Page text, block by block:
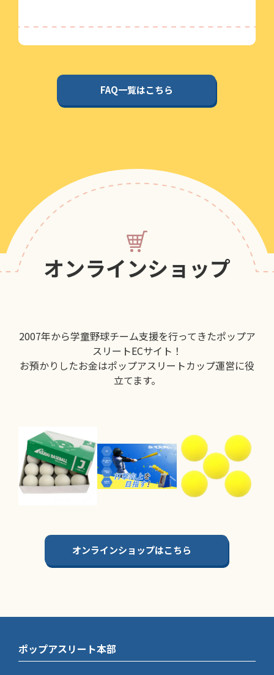
FAQ一覧はこちら
オンラインショップ
2007年から学童野球チーム支援を行ってきたポップア
スリートECサイト！
お預かりしたお金はポップアスリートカップ運営に役
立てます。
オンラインショップはこちら
ポップアスリート本部